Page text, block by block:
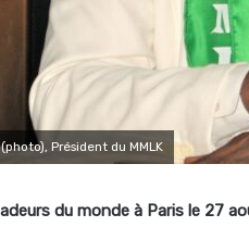
Président du MMLK
du monde à Paris le 27